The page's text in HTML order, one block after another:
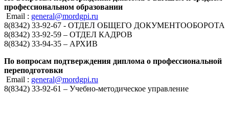
профессиональном образовании
Email : general@mordgpi.ru
8(8342) 33-92-67 - ОТДЕЛ ОБЩЕГО ДОКУМЕНТООБОРОТА
8(8342) 33-92-59 – ОТДЕЛ КАДРОВ
8(8342) 33-94-35 – АРХИВ
По вопросам подтверждения диплома о профессиональной
переподготовки
Email : general@mordgpi.ru
8(8342) 33-92-61 – Учебно-методическое управление